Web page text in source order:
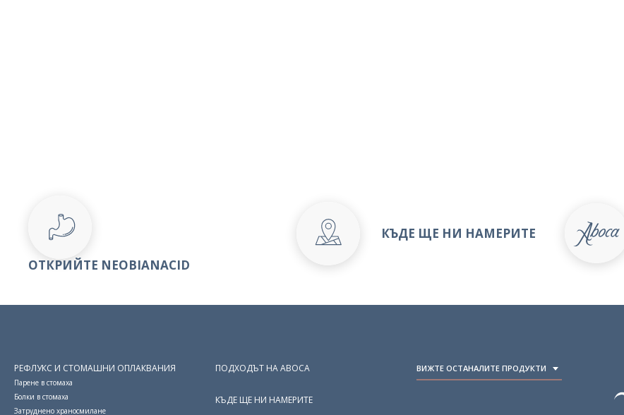
ОТКРИЙТЕ NEOBIANACID
КЪДЕ ЩЕ НИ НАМЕРИТЕ
РЕФЛУКС И СТОМАШНИ ОПЛАКВАНИЯ
Парене в стомаха
Болки в стомаха
Затруднено храносмилане
ПОДХОДЪТ НА ABOCA
КЪДЕ ЩЕ НИ НАМЕРИТЕ
ВИЖТЕ ОСТАНАЛИТЕ ПРОДУКТИ
TOGGLE DROPDOWN